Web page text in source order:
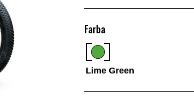
Farba
Lime Green